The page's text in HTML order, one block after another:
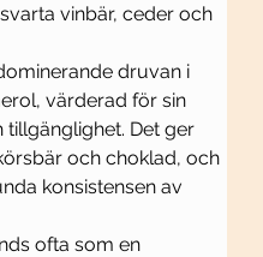
vinbär, ceder och
druvan i
värderad för sin
Det ger
och choklad, och
konsistensen av
ofta som en